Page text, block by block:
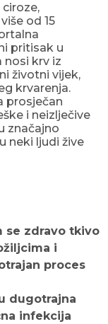
od 15
pritisak u
nosi krv iz
životni vijek,
krvarenja.
prosječan
i neizlječive
značajno
neki ljudi žive
se zdravo tkivo
i
proces
dugotrajna
infekcija